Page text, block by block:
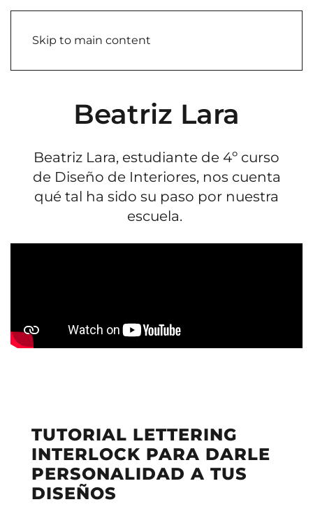
Skip to main content
Beatriz Lara
Beatriz Lara, estudiante de 4º curso
de Diseño de Interiores, nos cuenta
qué tal ha sido su paso por nuestra
escuela.
TUTORIAL LETTERING
INTERLOCK PARA DARLE
PERSONALIDAD A TUS
DISEÑOS